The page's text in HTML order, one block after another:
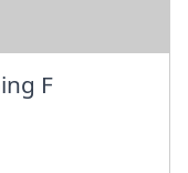
F